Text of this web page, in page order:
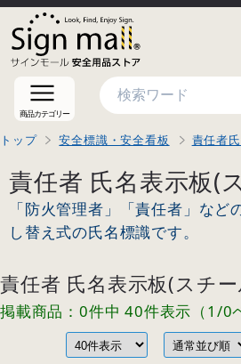
商品カテゴリー 検索
トップ 安全標識・安全看板 責任者
責任者 氏名表示板(
「防火管理者」「責任者」など
し替え式の氏名標識です。
責任者 氏名表示板(スチ
掲載商品：0件中 40件表示（1/0